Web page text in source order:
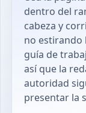
dentro del
cabeza y
no estirando
guía de
así que la
autoridad
presentar la